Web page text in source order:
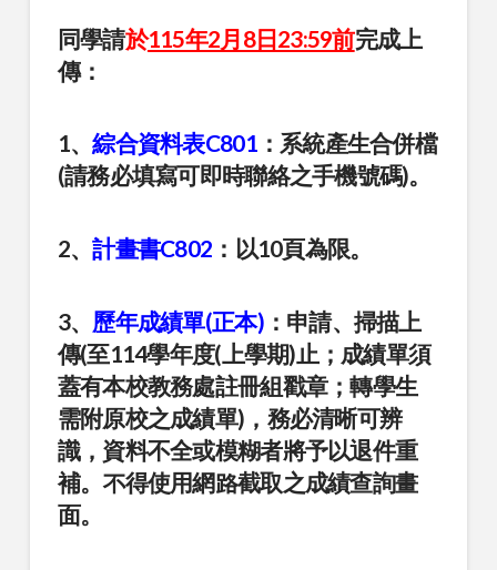
同學請於115年2月8日23:59前完成上
傳：
1、綜合資料表C801：系統產生合併檔
(請務必填寫可即時聯絡之手機號碼)。
2、計畫書C802 ：以10頁為限。
3、 歷年成績單(正本)：申請、掃描上
傳(至114學年度(上學期)止；成績單須
蓋有本校教務處註冊組戳章；轉學生
需附原校之成績單)，務必清晰可辨
識，資料不全或模糊者將予以退件重
補。不得使用網路截取之成績查詢畫
面。